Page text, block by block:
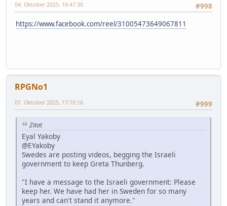
#998
04. Oktober 2025, 16:47:30
https://www.facebook.com/reel/31005473649067811
RPGNo1
#999
07. Oktober 2025, 17:10:16
Zitat
Eyal Yakoby
@EYakoby
Swedes are posting videos, begging the Israeli
government to keep Greta Thunberg.
"I have a message to the Israeli government: Please
keep her. We have had her in Sweden for so many
years and can't stand it anymore."